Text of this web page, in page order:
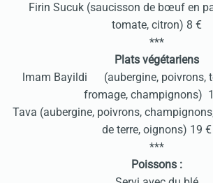
Firin Sucuk (saucisson de bœuf en
tomate, citron) 8 €
***
Plats végétariens
lmam Bayildi (aubergine, poivrons,
fromage, champignons)
Tava (aubergine, poivrons,
de terre, oignons) 19 €
***
Poissons :